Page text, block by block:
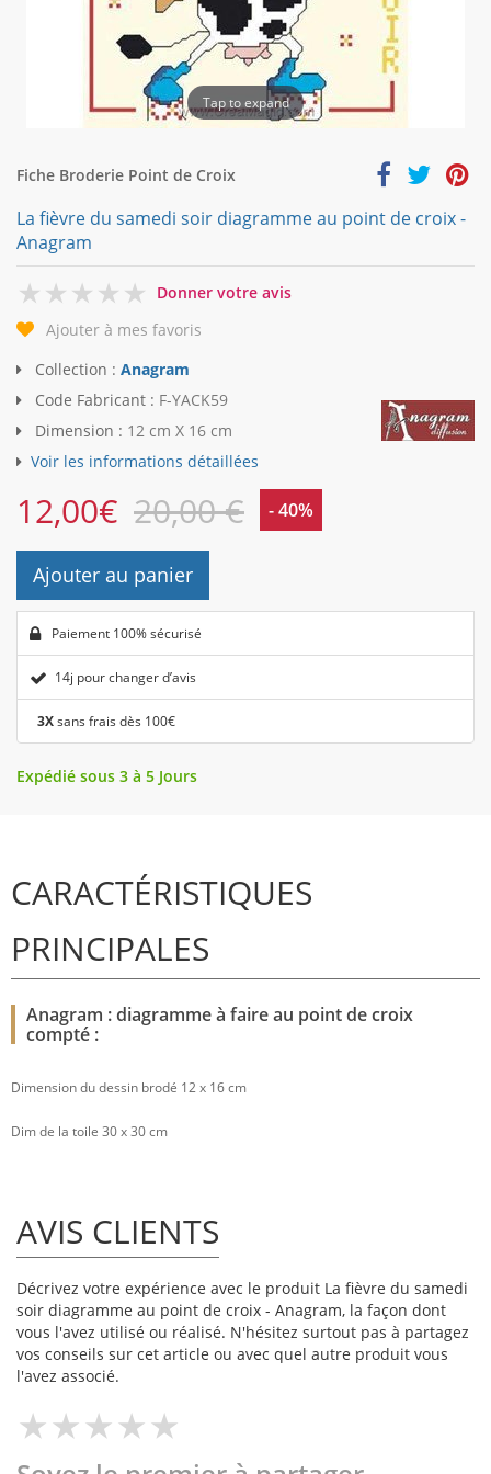
Tap to expand
Fiche Broderie Point de Croix
La fièvre du samedi soir diagramme au point de croix -
Anagram
0
Donner votre avis
Ajouter à mes favoris
Collection : Anagram
Code Fabricant : F-YACK59
Dimension : 12 cm X 16 cm
Voir les informations détaillées
12,00€ 20,00 € - 40%
Ajouter au panier
Paiement 100% sécurisé
14j pour changer d’avis
3Xsans frais dès 100€
Expédié sous 3 à 5 Jours
CARACTÉRISTIQUES
PRINCIPALES
Anagram : diagramme à faire au point de croix
compté :
Dimension du dessin brodé 12 x 16 cm
Dim de la toile 30 x 30 cm
AVIS CLIENTS
Décrivez votre expérience avec le produit La fièvre du samedi
soir diagramme au point de croix - Anagram, la façon dont
vous l'avez utilisé ou réalisé. N'hésitez surtout pas à partagez
vos conseils sur cet article ou avec quel autre produit vous
l'avez associé.